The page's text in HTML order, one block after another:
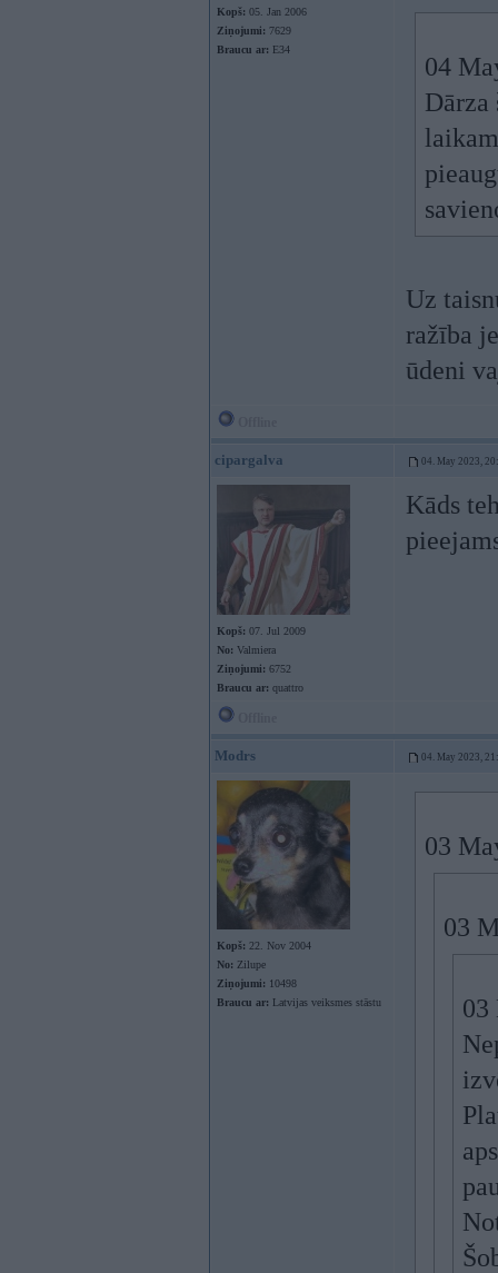
Kopš: 05. Jan 2006
Ziņojumi: 7629
Braucu ar: E34
04
Dārza
Uz
ražība
ūdeni
cipargalva 04. May 2023,
Kopš: 07. Jul 2009
No: Valmiera
Ziņojumi: 6752
Braucu ar: quattro
Kāds
Modrs 04. May 2023,
Kopš: 22. Nov 2004
No: Zilupe
Ziņojumi: 10498
Braucu ar: Latvijas veiksmes stāstu
03
03
03